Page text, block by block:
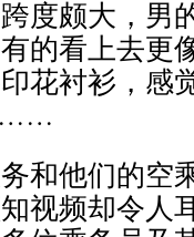
度颇大，男
有的看上去
花衬衫，感
……
和他们的空
视频却令人